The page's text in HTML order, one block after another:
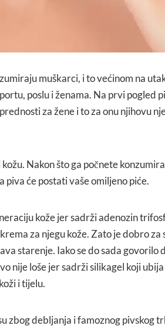
muškarci, i to većinom na
poslu i ženama. Na prvi pogled
za žene i to za onu njihovu
Nakon što ga počnete
piva će postati vaše omiljeno piće.
kože jer sadrži adenozin
za njegu kože. Zato je dobro
starenje. Iako se do sada govorilo
nije loše jer sadrži silikagel koji
i tijelu.
zbog debljanja i famoznog pivskog